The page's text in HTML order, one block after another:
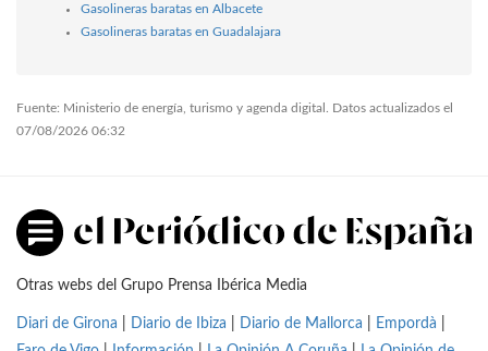
Gasolineras baratas en Albacete
Gasolineras baratas en Guadalajara
Fuente: Ministerio de energía, turismo y agenda digital. Datos actualizados el
07/08/2026 06:32
Otras webs del Grupo Prensa Ibérica Media
Diari de Girona Diario de Ibiza Diario de Mallorca Empordà